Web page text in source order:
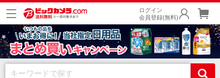
ログイン
会員登録(無料)